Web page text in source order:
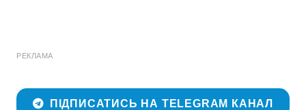
РЕКЛАМА
ПІДПИСАТИСЬ НА TELEGRAM КАНАЛ